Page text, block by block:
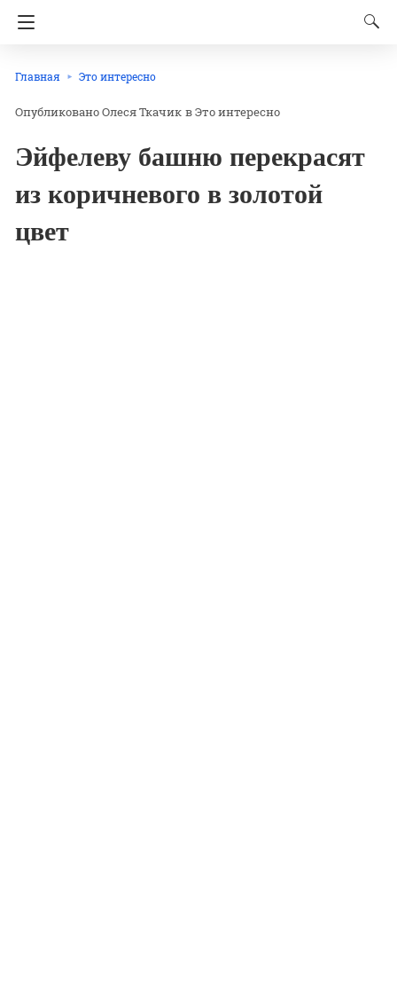
Главная Это интересно
Олеся Ткачик вЭто интересно
Эйфелеву башню перекрасят
из коричневого в золотой
цвет